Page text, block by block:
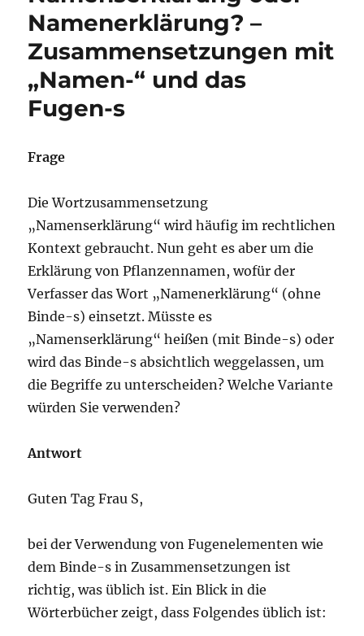
Namenerklärung? –
Zusammensetzungen mit
„Namen-“ und das
Fugen-s
Frage
Die Wortzusammensetzung
„Namenserklärung“ wird häufig im rechtlichen
Kontext gebraucht. Nun geht es aber um die
Erklärung von Pflanzennamen, wofür der
Verfasser das Wort „Namenerklärung“ (ohne
Binde-s) einsetzt. Müsste es
„Namenserklärung“ heißen (mit Binde-s) oder
wird das Binde-s absichtlich weggelassen, um
die Begriffe zu unterscheiden? Welche Variante
würden Sie verwenden?
Antwort
Guten Tag Frau S,
bei der Verwendung von Fugenelementen wie
dem Binde-s in Zusammensetzungen ist
richtig, was üblich ist. Ein Blick in die
Wörterbücher zeigt, dass Folgendes üblich ist: